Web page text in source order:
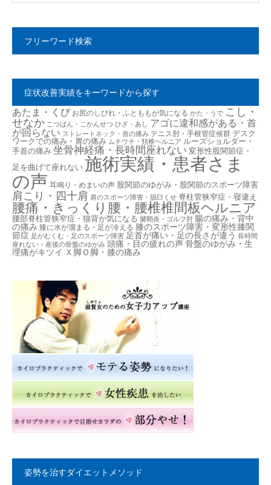
フリーワード検索
症状改善実績をキーワードから探す
あたま・くび お尻のしびれ・ふとももが気になる かた・うで こし・
せなか こつばん・こかんせつ ひざ・あし アゴに違和感がある・首
が回らない ストレートネック・首の痛み テニス肘・手根管症候群デスク
ワークでの痛み・胃の痛み ムチウチ・頚椎ヘルニア ルーズショルダー・
手首の痛み坐骨神経痛・長時間座れない 変形性股関節症・
足を曲げて座れない施術実績・患者さま
の声 耳鳴り・めまいの声 股関節のゆがみ・股関節のスポーツ障害
肩こり・四十肩 肩のスポーツ障害・脱臼くせ 脊柱管狭窄症・寝違え
腰痛・きっくり腰・腰椎椎間板ヘルニア
腰部脊柱管狭窄症・猫背が気になる 腱鞘炎・ゴルフ肘 腸の痛み・背中
の痛み 膝に水が溜まる・足が冷える 膝のスポーツ障害・変形性膝関
節症 足がむくむ・足のスポーツ障害 足首が痛い・足の長さが違う 長時間
座れない・産後の骨盤のゆがみ 頭痛・目の疲れの声骨盤のゆがみ・生
理痛がキツイ Ｘ脚Ｏ脚・膝の痛み
姿勢を治すダイエットメソッド